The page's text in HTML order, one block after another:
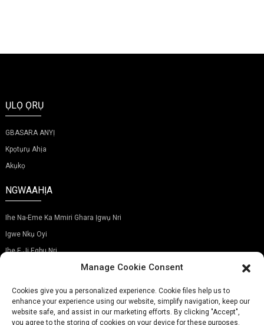
ỤLỌ ỌRỤ
GBASARA ANYỊ
Kpọtụrụ Ahịa
Akụkọ
NGWAAHỊA
Ihe Na-Eme Ka Mmiri Ghara Ịgwụ Nri
Igwe Nkụ Oyi
Ihe E Ji Egbu Nri
DENYE AHA NA AKWỤKWỌ OZI ANYỊ
Manage Cookie Consent
Cookies give you a personalized experience. Cookie files help us to
enhance your experience using our website, simplify navigation, keep our
website safe, and assist in our marketing efforts. By clicking "Accept",
you agree to the storing of cookies on your device for these purposes.